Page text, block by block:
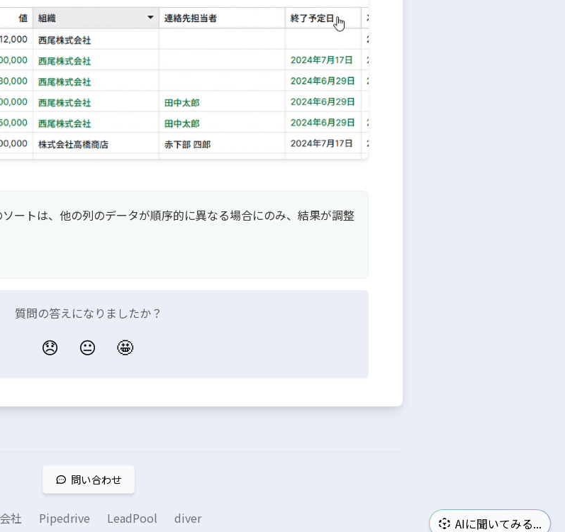
AIに聞いてみる...
ートは、他の列のデータが順序的に異なる場合にのみ、結果が調整
質問の答えになりましたか？
😞 😐 🤩
問い合わせ
社 Pipedrive LeadPool diver